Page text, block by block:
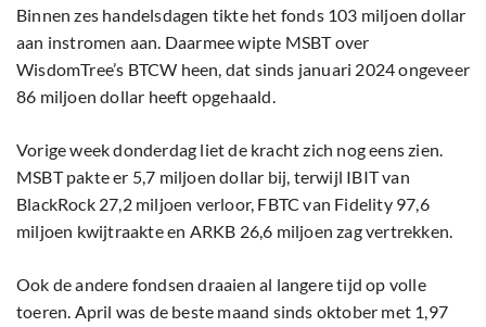
Binnen zes handelsdagen tikte het fonds 103 miljoen dollar
aan instromen aan. Daarmee wipte MSBT over
WisdomTree’s BTCW heen, dat sinds januari 2024 ongeveer
86 miljoen dollar heeft opgehaald.
Vorige week donderdag liet de kracht zich nog eens zien.
MSBT pakte er 5,7 miljoen dollar bij, terwijl IBIT van
BlackRock 27,2 miljoen verloor, FBTC van Fidelity 97,6
miljoen kwijtraakte en ARKB 26,6 miljoen zag vertrekken.
Ook de andere fondsen draaien al langere tijd op volle
toeren. April was de beste maand sinds oktober met 1,97